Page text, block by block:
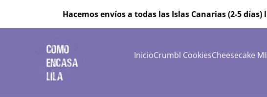
Hacemos envíos a todas las Islas Canarias (2-5 días) l
InicioCrumbl CookiesCheesecake